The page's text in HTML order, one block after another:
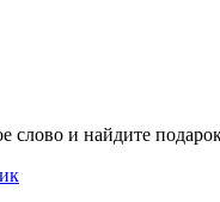
слово и найдите